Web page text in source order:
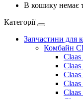
В кошику немає
Категорії
Запчастини для
Комбайн